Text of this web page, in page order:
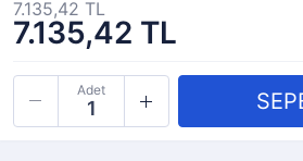
7.135,42 TL
7.135,42 TL
Adet